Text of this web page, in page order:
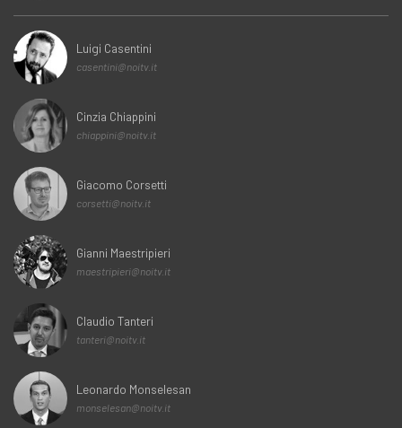
Luigi Casentini
casentini@noitv.it
Cinzia Chiappini
chiappini@noitv.it
Giacomo Corsetti
corsetti@noitv.it
Gianni Maestripieri
maestripieri@noitv.it
Claudio Tanteri
tanteri@noitv.it
Leonardo Monselesan
monselesan@noitv.it